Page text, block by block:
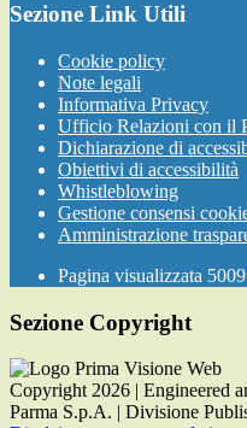
Sezione Link Utili
Cookie policy
Note legali
Informativa Privacy
Ufficio Relazioni con il
Dichiarazione di
Obiettivi di accessibilità
Whistleblowing
Gestione consensi
Amministrazione
Pagina visualizzata 5009
Sezione Copyright
Copyright 2026 | Engineered
Parma S.p.A. | Divisione